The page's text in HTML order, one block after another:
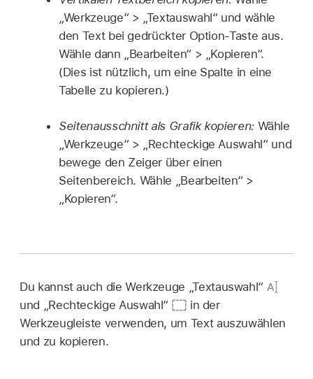
„Werkzeuge“ > „Textauswahl“ und wähle
den Text bei gedrückter Option-Taste aus.
Wähle dann „Bearbeiten“ > „Kopieren“.
(Dies ist nützlich, um eine Spalte in eine
Tabelle zu kopieren.)
Seitenausschnitt als Grafik kopieren:Wähle
„Werkzeuge“ > „Rechteckige Auswahl“ und
bewege den Zeiger über einen
Seitenbereich. Wähle „Bearbeiten“ >
„Kopieren“.
Du kannst auch die Werkzeuge „Textauswahl“
und „Rechteckige Auswahl“
in der
Werkzeugleiste verwenden, um Text auszuwählen
und zu kopieren.